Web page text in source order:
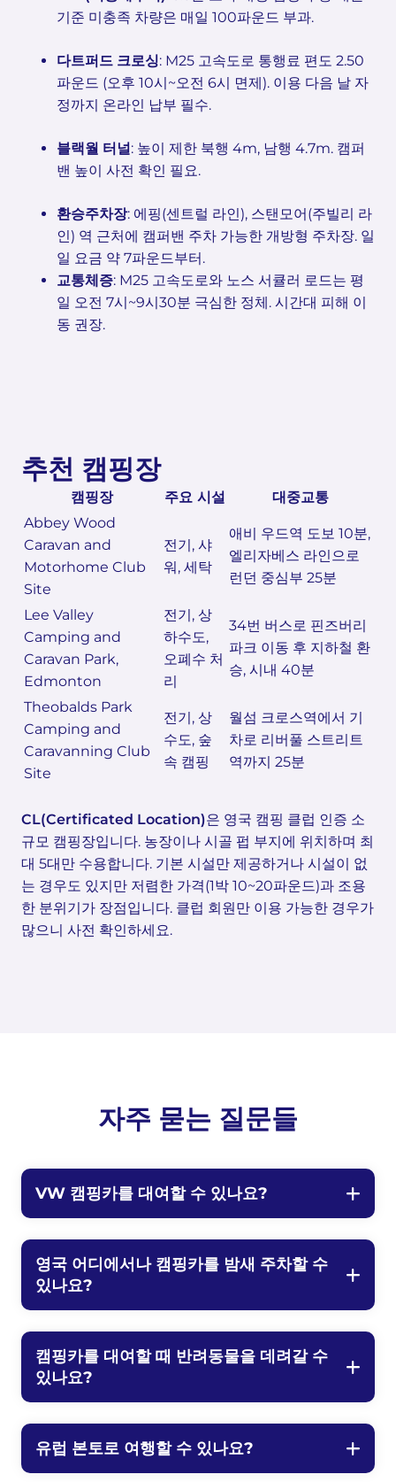
기준 미충족 차량은 매일 100파운드 부과.
다트퍼드 크로싱: M25 고속도로 통행료 편도 2.50
파운드 (오후 10시~오전 6시 면제). 이용 다음 날 자
정까지 온라인 납부 필수.
블랙월 터널: 높이 제한 북행 4m, 남행 4.7m. 캠퍼
밴 높이 사전 확인 필요.
환승주차장: 에핑(센트럴 라인), 스탠모어(주빌리 라
인) 역 근처에 캠퍼밴 주차 가능한 개방형 주차장. 일
일 요금 약 7파운드부터.
교통체증: M25 고속도로와 노스 서큘러 로드는 평
일 오전 7시~9시30분 극심한 정체. 시간대 피해 이
동 권장.
추천 캠핑장
캠핑장 주요 시설
대중교통
Abbey Wood
Caravan and
Motorhome Club
Site
전기, 샤
워, 세탁
애비 우드역 도보 10분,
엘리자베스 라인으로
런던 중심부 25분
Lee Valley
Camping and
Caravan Park,
Edmonton
전기, 상
하수도,
오폐수 처
리
34번 버스로 핀즈버리
파크 이동 후 지하철 환
승, 시내 40분
Theobalds Park
Camping and
Caravanning Club
Site
전기, 상
수도, 숲
속 캠핑
월섬 크로스역에서 기
차로 리버풀 스트리트
역까지 25분
CL(Certificated Location)은 영국 캠핑 클럽 인증 소
규모 캠핑장입니다. 농장이나 시골 펍 부지에 위치하며 최
대 5대만 수용합니다. 기본 시설만 제공하거나 시설이 없
는 경우도 있지만 저렴한 가격(1박 10~20파운드)과 조용
한 분위기가 장점입니다. 클럽 회원만 이용 가능한 경우가
많으니 사전 확인하세요.
자주 묻는 질문들
VW 캠핑카를 대여할 수 있나요?
영국 어디에서나 캠핑카를 밤새 주차할 수
있나요?
캠핑카를 대여할 때 반려동물을 데려갈 수
있나요?
유럽 본토로 여행할 수 있나요?